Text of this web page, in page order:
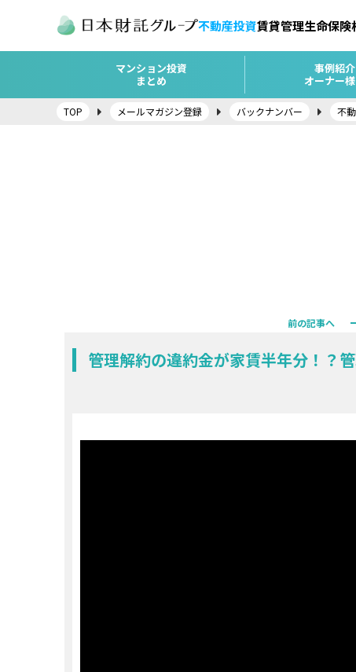
不動産投資賃貸管理生命保険
マンション投資
まとめ
事例紹介
オーナー
TOP メールマガジン登録 バックナンバー 不
前の記事へ
管理解約の違約金が家賃半年分！？